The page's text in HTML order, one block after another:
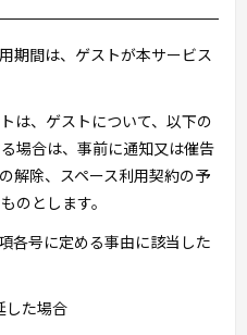
期間は、ゲストが本サービス
は、ゲストについて、以下の
場合は、事前に通知又は催告
解除、スペース利用契約の予
のとします。
各号に定める事由に該当した
した場合